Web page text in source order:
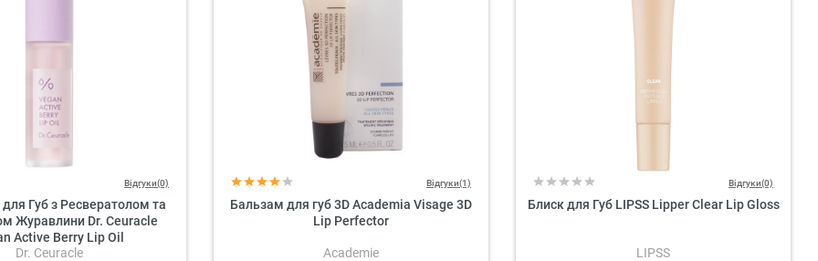
Відгуки(0)
Губ з Ресвератолом та
Журавлини Dr. Ceuracle
Active Berry Lip Oil
Dr. Ceuracle
Відгуки(1)
Бальзам для губ 3D Academia Visage 3D
Lip Perfector
Academie
Відгуки(0)
Блиск для Губ LIPSS Lipper Clear Lip Gloss
LIPSS